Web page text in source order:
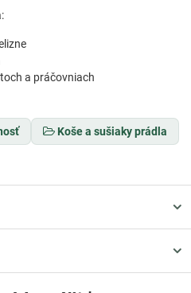
a práčovniach
Koše a sušiaky prádla